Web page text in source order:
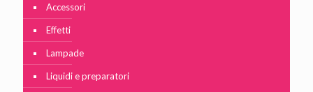
Accessori
Effetti
Lampade
Liquidi e preparatori